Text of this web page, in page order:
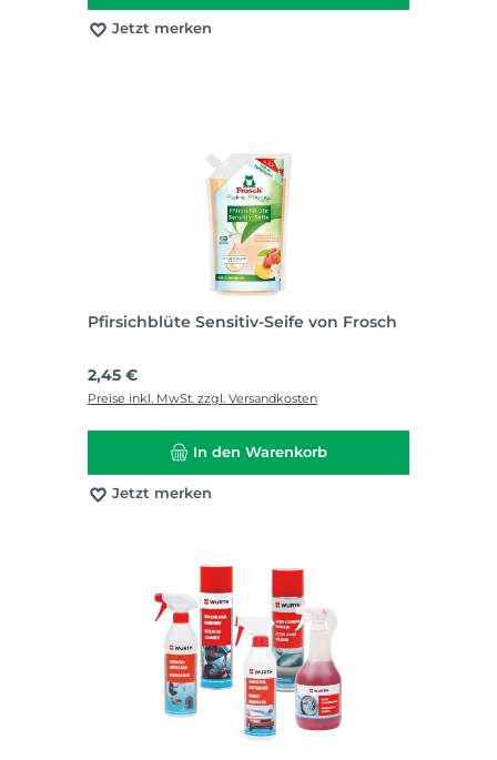
Jetzt merken
Pfirsichblüte Sensitiv-Seife von Frosch
Regulärer Preis:
2,45 €
Preise inkl. MwSt. zzgl. Versandkosten
In den Warenkorb
Jetzt merken